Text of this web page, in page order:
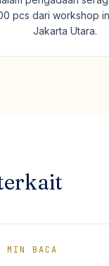
pcs dari workshop
Jakarta Utara.
MIN BACA